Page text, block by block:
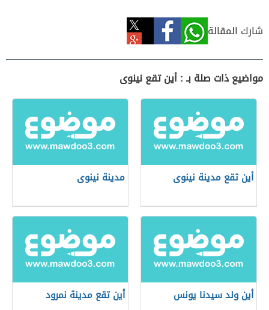
شارك المقالة
مواضيع ذات صلة بـ : أين تقع نينوى
أين تقع مدينة نينوى مدينة نينوى
أين ولد سيدنا يونس أين تقع مدينة نمرود